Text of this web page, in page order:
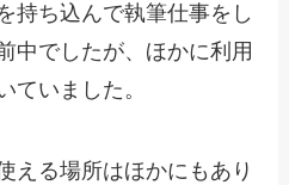
持ち込んで執筆仕事をし
中でしたが、ほかに利用
ていました。
える場所はほかにもあり